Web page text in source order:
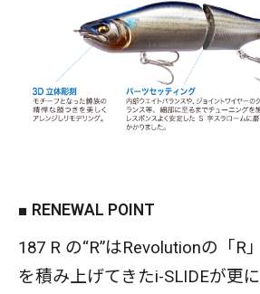
■ RENEWAL POINT
187 R の“R”はRevolutionの「R
を積み上げてきたi-SLIDEが更